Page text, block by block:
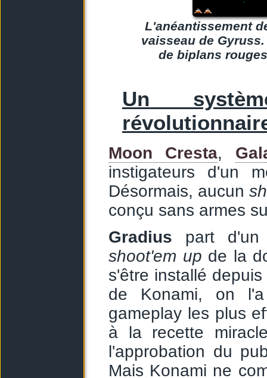
L'anéantissement
vaisseau de
de biplans
Un
Moon Cresta,
instigateurs d'un
Désormais, aucun
conçu sans armes
Gradius part d'un
shoot'em up de la
s'être installé
de Konami, on
gameplay les plus
à la recette
l'approbation du
Mais Konami ne